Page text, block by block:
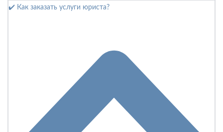
✔️ Как заказать услуги юриста?